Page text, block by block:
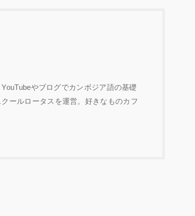
やブログでカンボジア語の基礎
ールロータスを運営。好きなものカフ